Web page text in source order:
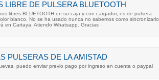
LIBRE DE PULSERA BLUETOOTH
libres BLUETOOTH en su caja y con cargador, es de pulsera
blanco. No se ha usado nunca no sabemos como sincronizarlo.
en Cartaya. Atiendo Whatsapp. Gracias
PULSERAS DE LA AMISTAD
puedo enviar previo pago por ingreso en cuenta o paypal